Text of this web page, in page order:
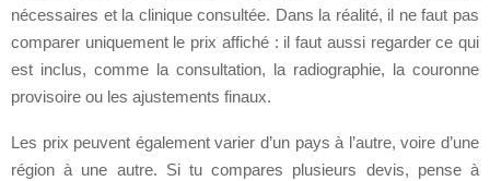
nécessaires et la clinique consultée. Dans la réalité, il ne faut pas
comparer uniquement le prix affiché : il faut aussi regarder ce qui
est inclus, comme la consultation, la radiographie, la couronne
provisoire ou les ajustements finaux.
Les prix peuvent également varier d’un pays à l’autre, voire d’une
région à une autre. Si tu compares plusieurs devis, pense à